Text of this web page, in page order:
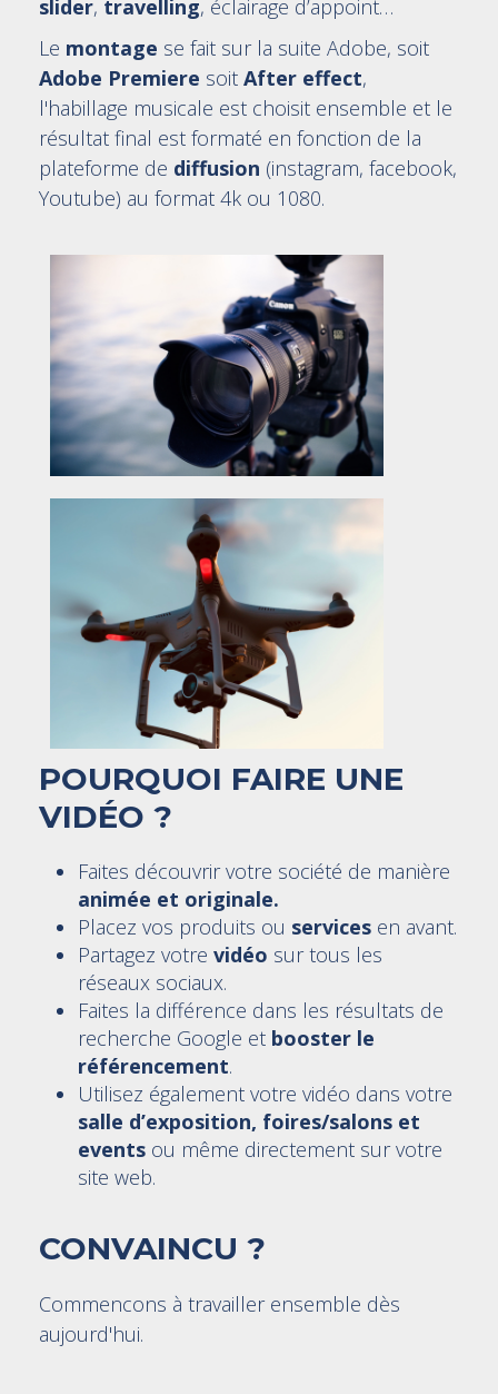
slider, travelling, éclairage d’appoint…
Le montage se fait sur la suite Adobe, soit
Adobe Premiere soit After effect,
l'habillage musicale est choisit ensemble et le
résultat final est formaté en fonction de la
plateforme de diffusion (instagram, facebook,
Youtube) au format 4k ou 1080.
POURQUOI FAIRE UNE
VIDÉO ?
Faites découvrir votre société de manière
animée et originale.
Placez vos produits ou services en avant.
Partagez votre vidéo sur tous les
réseaux sociaux.
Faites la différence dans les résultats de
recherche Google et booster le
référencement.
Utilisez également votre vidéo dans votre
salle d’exposition, foires/salons et
events ou même directement sur votre
site web.
CONVAINCU ?
Commencons à travailler ensemble dès
aujourd'hui.